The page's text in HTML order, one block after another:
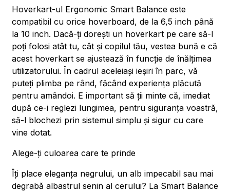
Hoverkart-ul Ergonomic Smart Balance este
compatibil cu orice hoverboard, de la 6,5 inch până
la 10 inch. Dacă-ți dorești un hoverkart pe care să-l
poți folosi atât tu, cât și copilul tău, vestea bună e că
acest hoverkart se ajustează în funcție de înălțimea
utilizatorului. În cadrul aceleiași ieșiri în parc, vă
puteți plimba pe rând, făcând experiența plăcută
pentru amândoi. E important să ții minte că, imediat
după ce-i reglezi lungimea, pentru siguranța voastră,
să-l blochezi prin sistemul simplu și sigur cu care
vine dotat.
Alege-ți culoarea care te prinde
Îți place eleganța negrului, un alb impecabil sau mai
degrabă albastrul senin al cerului? La Smart Balance